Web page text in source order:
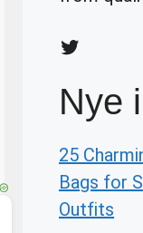
Twitter
Nye
25
Bags for
Outfits